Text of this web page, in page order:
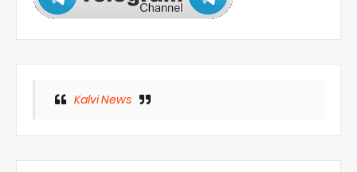
Kalvi News